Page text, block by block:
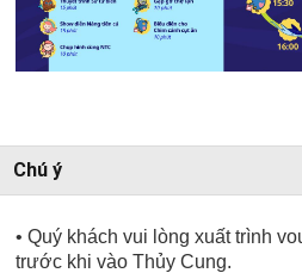
Chú ý
• Quý khách vui lòng xuất trình
trước khi vào Thủy Cung.